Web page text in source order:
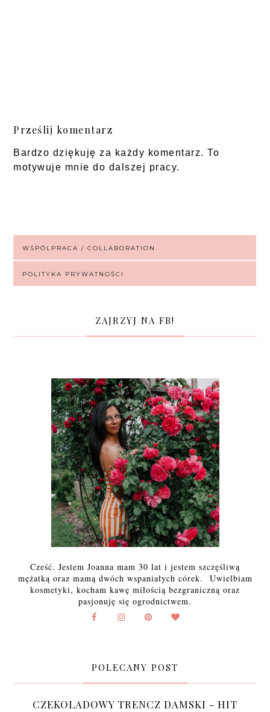
Prześlij komentarz
Bardzo dziękuję za każdy komentarz. To
motywuje mnie do dalszej pracy.
WSPÓLPRACA / COLLABORATION
POLITYKA PRYWATNOŚCI
ZAJRZYJ NA FB!
Cześć. Jestem Joanna mam 30 lat i jestem szczęśliwą
mężatką oraz mamą dwóch wspaniałych córek. Uwielbiam
kosmetyki, kocham kawę miłością bezgraniczną oraz
pasjonuję się ogrodnictwem.
POLECANY POST
CZEKOLADOWY TRENCZ DAMSKI - HIT